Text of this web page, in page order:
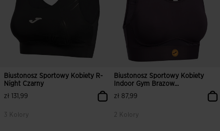
Biustonosz Sportowy Kobiety R-
Night Czarny
zł 131,99
3 Kolory
Biustonosz Sportowy Kobiety
Indoor Gym Brazow...
zł 87,99
2 Kolory